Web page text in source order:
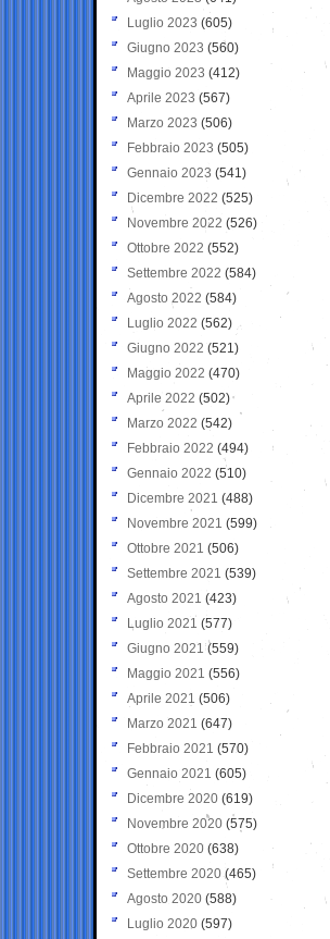
Luglio 2023 (605)
Giugno 2023 (560)
Maggio 2023 (412)
Aprile 2023 (567)
Marzo 2023 (506)
Febbraio 2023 (505)
Gennaio 2023 (541)
Dicembre 2022 (525)
Novembre 2022 (526)
Ottobre 2022 (552)
Settembre 2022 (584)
Agosto 2022 (584)
Luglio 2022 (562)
Giugno 2022 (521)
Maggio 2022 (470)
Aprile 2022 (502)
Marzo 2022 (542)
Febbraio 2022 (494)
Gennaio 2022 (510)
Dicembre 2021 (488)
Novembre 2021 (599)
Ottobre 2021 (506)
Settembre 2021 (539)
Agosto 2021 (423)
Luglio 2021 (577)
Giugno 2021(559)
Maggio 2021 (556)
Aprile 2021 (506)
Marzo 2021 (647)
Febbraio 2021 (570)
Gennaio 2021 (605)
Dicembre 2020 (619)
Novembre 2020 (575)
Ottobre 2020 (638)
Settembre 2020(465)
Agosto 2020 (588)
Luglio 2020 (597)